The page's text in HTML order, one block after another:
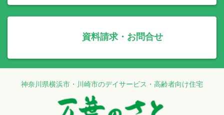
資料請求・お問合せ
神奈川県横浜市・川崎市のデイサービス・高齢者向け住宅